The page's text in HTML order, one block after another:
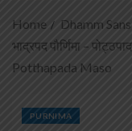
Home Dhamm
भाद्रपद पौर्णिमा –
Potthapada Maso
PURNIMA